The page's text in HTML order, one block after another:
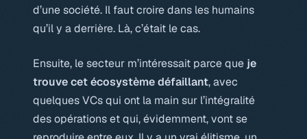
d’une société. Il faut croire dans les humains
qu’il y a derrière. Là, c’était le cas.
Ensuite, le secteur m’intéressait parce queje
trouve cet écosystème défaillant, avec
quelques VCs qui ont la main sur l’intégralité
des opérations et qui, évidemment, vont se